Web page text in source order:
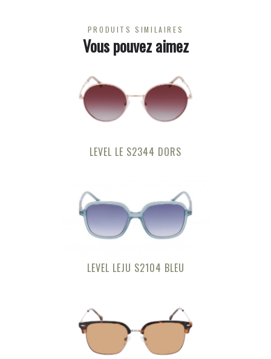
PRODUITS SIMILAIRES
Vous pouvez aimez
LEVEL LE S2344 DORS
LEVEL LEJU S2104 BLEU